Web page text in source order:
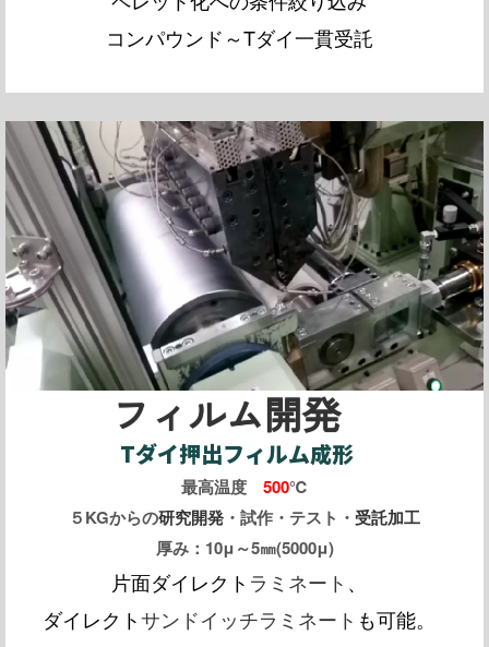
コンパウンド～Tダイ一貫受託
フィルム開発
Tダイ押出フィルム成形
最高温度 500℃
５KGからの研究開発 ・試作・テスト・ 受託加工
厚み：10μ～5㎜(5000μ)
片面ダイレクト ラミネート 、
ダイレクトサンドイッチラミネート も可能。